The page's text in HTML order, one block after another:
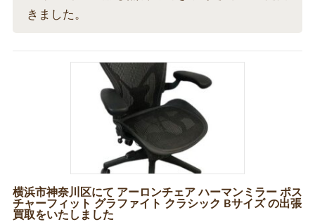
きました。
横浜市神奈川区にて アーロンチェア ハーマンミラー ポス
チャーフィット グラファイト クラシック Bサイズ の出張
買取をいたしました